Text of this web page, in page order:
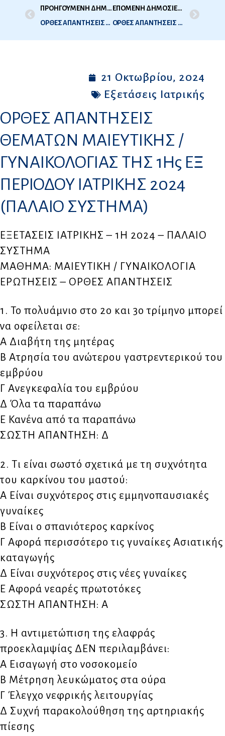
ΠΡΟΗΓΟΥΜΕΝΗ ΔΗΜΟΣΙΕΥΣΗ
ΟΡΘΕΣ ΑΠΑΝΤΗΣΕΙΣ ΘΕΜΑΤΩΝ ΑΝΑΤΟΜΙΑΣ ΤΗΣ 1Ης ΕΞ ΠΕΡΙΟΔΟΥ ΙΑΤΡΙΚΗΣ 2024 (ΠΑΛΑΙΟ ΣΥΣΤΗΜΑ)
ΕΠΟΜΕΝΗ ΔΗΜΟΣΙΕΥΣΗ
ΟΡΘΕΣ ΑΠΑΝΤΗΣΕΙΣ ΘΕΜΑΤΩΝ ΠΑΙΔΙΑΤΡΙΚΗΣ ΤΗΣ 1Ης ΕΞ ΠΕΡΙΟΔΟΥ ΙΑΤΡΙΚΗΣ 2024 (ΠΑΛΑΙΟ ΣΥΣΤΗΜΑ)
21 Οκτωβρίου, 2024
Εξετάσεις Ιατρικής
ΟΡΘΕΣ ΑΠΑΝΤΗΣΕΙΣ
ΘΕΜΑΤΩΝ ΜΑΙΕΥΤΙΚΗΣ /
ΓΥΝΑΙΚΟΛΟΓΙΑΣ ΤΗΣ 1Ης ΕΞ
ΠΕΡΙΟΔΟΥ ΙΑΤΡΙΚΗΣ 2024
(ΠΑΛΑΙΟ ΣΥΣΤΗΜΑ)
ΕΞΕΤΑΣΕΙΣ ΙΑΤΡΙΚΗΣ – 1Η 2024 – ΠΑΛΑΙΟ
ΣΥΣΤΗΜΑ
ΜΑΘΗΜΑ: ΜΑΙΕΥΤΙΚΗ / ΓΥΝΑΙΚΟΛΟΓΙΑ
ΕΡΩΤΗΣΕΙΣ – ΟΡΘΕΣ ΑΠΑΝΤΗΣΕΙΣ
1. Το πολυάμνιο στο 2ο και 3ο τρίμηνο μπορεί
να οφείλεται σε:
Α Διαβήτη της μητέρας
Β Aτρησία του ανώτερου γαστρεντερικού του
εμβρύου
Γ Ανεγκεφαλία του εμβρύου
Δ Όλα τα παραπάνω
Ε Κανένα από τα παραπάνω
ΣΩΣΤΗ ΑΠΑΝΤΗΣΗ: Δ
2. Τι είναι σωστό σχετικά με τη συχνότητα
του καρκίνου του μαστού:
Α Είναι συχνότερος στις εμμηνοπαυσιακές
γυναίκες
Β Είναι ο σπανιότερος καρκίνος
Γ Αφορά περισσότερο τις γυναίκες Ασιατικής
καταγωγής
Δ Είναι συχνότερος στις νέες γυναίκες
Ε Αφορά νεαρές πρωτοτόκες
ΣΩΣΤΗ ΑΠΑΝΤΗΣΗ: Α
3. Η αντιμετώπιση της ελαφράς
προεκλαμψίας ΔΕΝ περιλαμβάνει:
Α Εισαγωγή στο νοσοκομείο
Β Μέτρηση λευκώματος στα ούρα
Γ Έλεγχο νεφρικής λειτουργίας
Δ Συχνή παρακολούθηση της αρτηριακής
πίεσης